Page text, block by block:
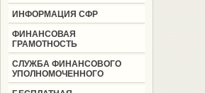
ИНФОРМАЦИЯ СФР
ФИНАНСОВАЯ
ГРАМОТНОСТЬ
СЛУЖБА ФИНАНСОВОГО
УПОЛНОМОЧЕННОГО